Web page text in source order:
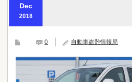
Dec
2018
0 自動車盗難情報局